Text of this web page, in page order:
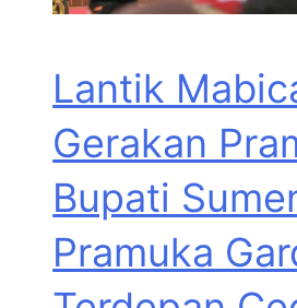
Lantik
Gerakan
Bupati
Pramuka